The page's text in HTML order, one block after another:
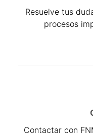
Resuelve tus
procesos
Contactar con